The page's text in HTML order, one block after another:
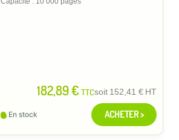
182,89 € TTCsoit 152,41 € HT
En stock ACHETER >